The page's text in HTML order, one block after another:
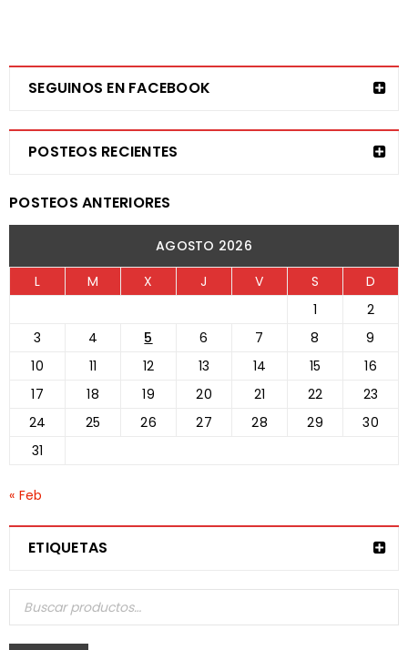
SEGUINOS EN FACEBOOK
POSTEOS RECIENTES
POSTEOS ANTERIORES
AGOSTO 2026
L
M X J V S
D
1
2
3
4 5 6 7 8
9
10
11 12 13 14 15
16
17
18 19 20 21 22
23
24
25 26 27 28 29
30
31
« Feb
ETIQUETAS